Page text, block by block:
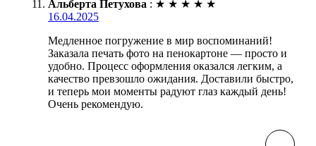
Альберта Петухова : ★ ★ ★ ★ ★
16.04.2025
Медленное погружение в мир воспоминаний!
Заказала печать фото на пенокартоне — просто и
удобно. Процесс оформления оказался легким, а
качество превзошло ожидания. Доставили быстро,
и теперь мои моменты радуют глаз каждый день!
Очень рекомендую.